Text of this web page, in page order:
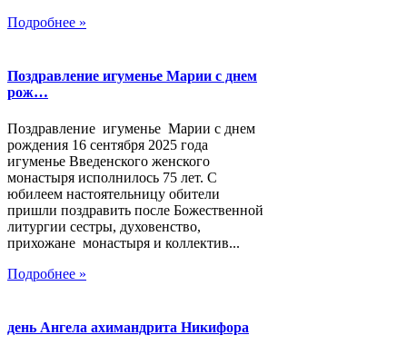
Подробнее »
Поздравление игуменье Марии с днем
рож…
Поздравление игуменье Марии с днем
рождения 16 сентября 2025 года
игуменье Введенского женского
монастыря исполнилось 75 лет. С
юбилеем настоятельницу обители
пришли поздравить после Божественной
литургии сестры, духовенство,
прихожане монастыря и коллектив...
Подробнее »
день Ангела ахимандрита Никифора